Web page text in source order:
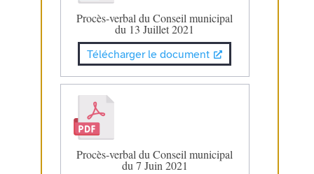
Procès-verbal du Conseil municipal
du 13 Juillet 2021
Télécharger le document
Procès-verbal du Conseil municipal
du 7 Juin 2021